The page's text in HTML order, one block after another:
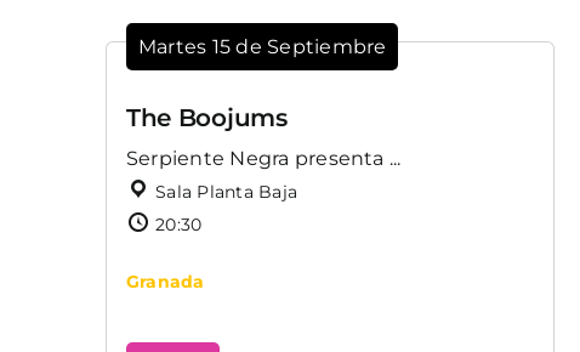
Martes 15 de Septiembre
The Boojums
Serpiente Negra presenta ...
Sala Planta Baja
20:30
Granada